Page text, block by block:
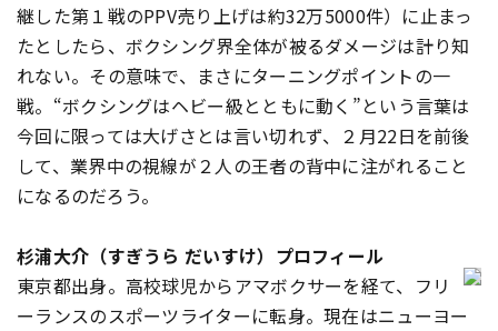
継した第１戦のPPV売り上げは約32万5000件）に止まっ
たとしたら、ボクシング界全体が被るダメージは計り知
れない。その意味で、まさにターニングポイントの一
戦。“ボクシングはヘビー級とともに動く”という言葉は
今回に限っては大げさとは言い切れず、２月22日を前後
して、業界中の視線が２人の王者の背中に注がれること
になるのだろう。
杉浦大介（すぎうら だいすけ）プロフィール
東京都出身。高校球児からアマボクサーを経て、フリ
ーランスのスポーツライターに転身。現在はニューヨー